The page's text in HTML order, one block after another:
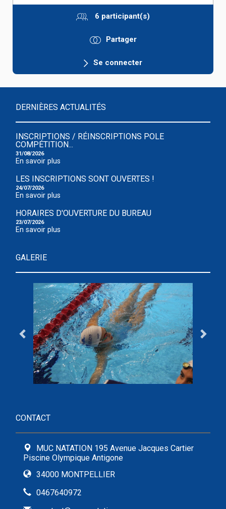
6 participant(s)
Partager
Se connecter
DERNIÈRES ACTUALITÉS
INSCRIPTIONS / RÉINSCRIPTIONS POLE
COMPÉTITION...
31/08/2026
En savoir plus
LES INSCRIPTIONS SONT OUVERTES !
24/07/2026
En savoir plus
HORAIRES D'OUVERTURE DU BUREAU
23/07/2026
En savoir plus
GALERIE
CONTACT
MUC NATATION 195 Avenue Jacques Cartier
Piscine Olympique Antigone
34000 MONTPELLIER
0467640972